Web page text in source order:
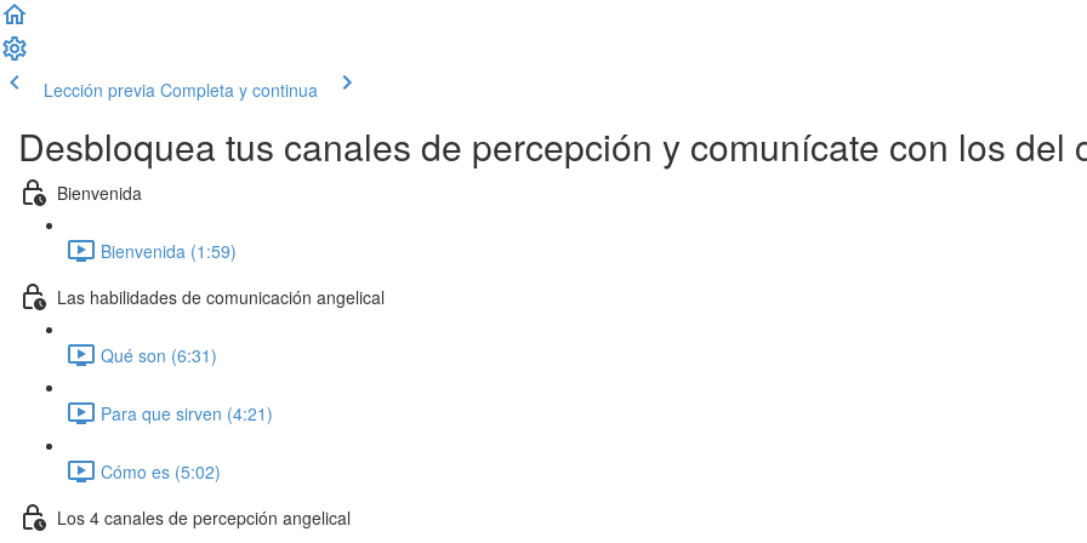
Lección previa Completa y continua
Desbloquea tus canales de percepción y comunícate con los del
Bienvenida
Bienvenida (1:59)
Las habilidades de comunicación angelical
Qué son (6:31)
Para que sirven (4:21)
Cómo es (5:02)
Los 4 canales de percepción angelical